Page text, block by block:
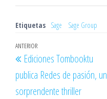
Etiquetas Sage Sage Group
Navegación
de
entradas
Entrada
anterior
ANTERIOR
Ediciones Tombooktu
publica Redes de pasión, un
sorprendente thriller